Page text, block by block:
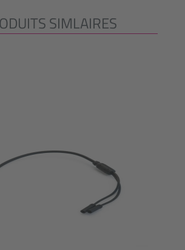
de produitsSIMLAIRES